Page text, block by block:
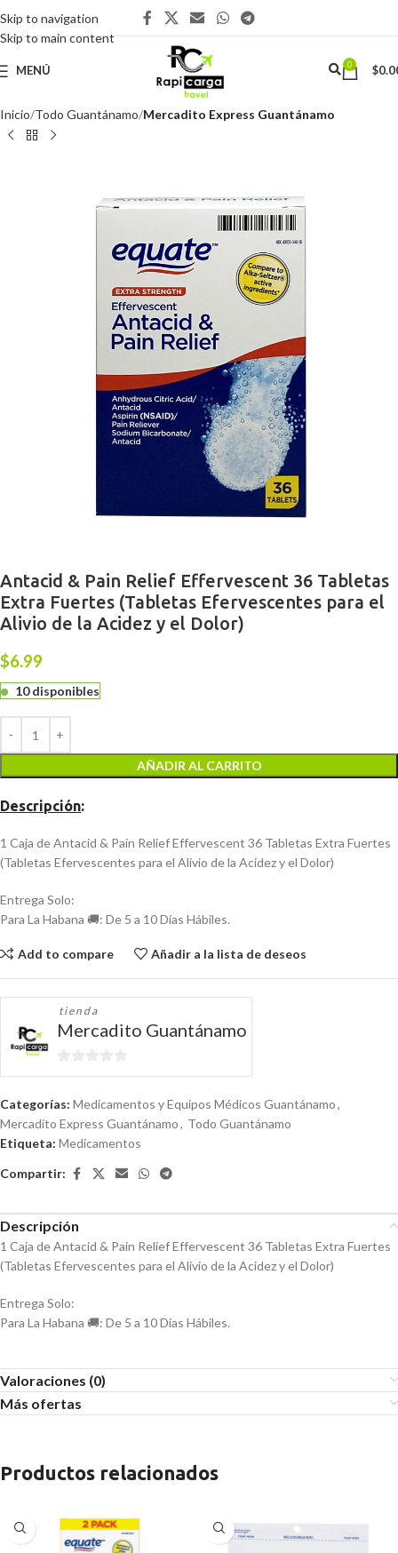
Skip to navigation
Skip to main content
MENÚ 0 $
Inicio Todo Guantánamo Mercadito Express Guantánamo
Antacid & Pain Relief Effervescent 36 Tabletas
Extra Fuertes (Tabletas Efervescentes para el
Alivio de la Acidez y el Dolor)
$6.99
10 disponibles
AÑADIR AL CARRITO
Descripción:
1 Caja de Antacid & Pain Relief Effervescent 36 Tabletas Extra Fuertes
(Tabletas Efervescentes para el Alivio de la Acidez y el Dolor)
Entrega Solo:
Para La Habana 🚚: De 5 a 10 Días Hábiles.
Add to compare Añadir a la lista de deseos
tienda
Mercadito Guantánamo
0
Categorías: Medicamentos y Equipos Médicos Guantánamo,
Mercadito Express Guantánamo, Todo Guantánamo
Etiqueta: Medicamentos
Compartir:
Descripción
1 Caja de Antacid & Pain Relief Effervescent 36 Tabletas Extra Fuertes
(Tabletas Efervescentes para el Alivio de la Acidez y el Dolor)
Entrega Solo:
Para La Habana 🚚: De 5 a 10 Días Hábiles.
Valoraciones (0)
Más ofertas
Productos relacionados